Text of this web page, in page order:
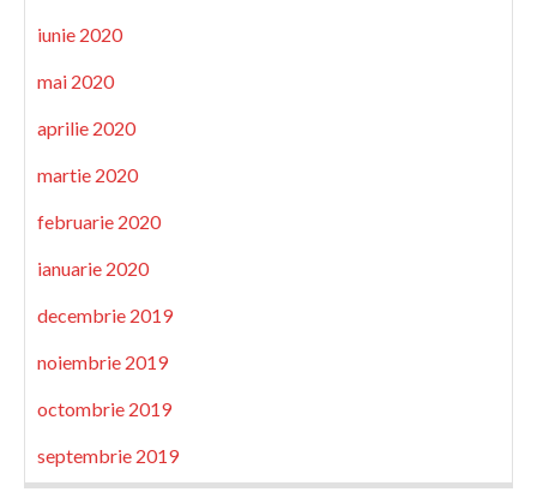
iunie 2020
mai 2020
aprilie 2020
martie 2020
februarie 2020
ianuarie 2020
decembrie 2019
noiembrie 2019
octombrie 2019
septembrie 2019